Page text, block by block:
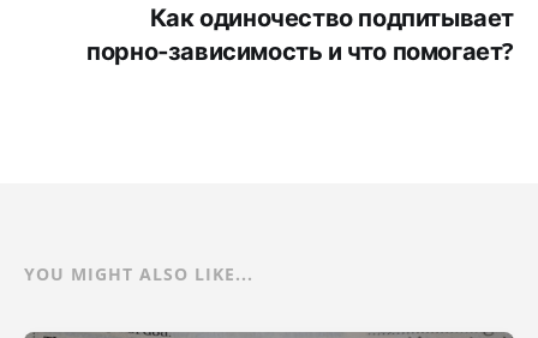
Как одиночество подпитывает
порно‑зависимость и что помогает?
YOU MIGHT ALSO LIKE...